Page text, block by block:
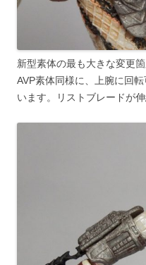
新型素体の最も大きな変更箇
AVP素体同様に、上腕に回
います。リストブレードが